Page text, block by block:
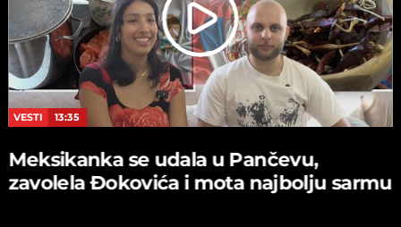
VESTI 13:35
Meksikanka se udala u Pančevu,
zavolela Đokovića i mota najbolju sarmu